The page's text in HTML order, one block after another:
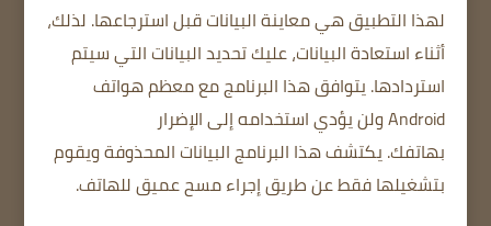
لهذا التطبيق هي معاينة البيانات قبل استرجاعها. لذلك،
أثناء استعادة البيانات، عليك تحديد البيانات التي سيتم
استردادها.يتوافق هذا البرنامج مع معظم هواتف
Android ولن يؤدي استخدامه إلى الإضرار
بهاتفك.يكتشف هذا البرنامج البيانات المحذوفة ويقوم
بتشغيلها فقط عن طريق إجراء مسح عميق للهاتف.